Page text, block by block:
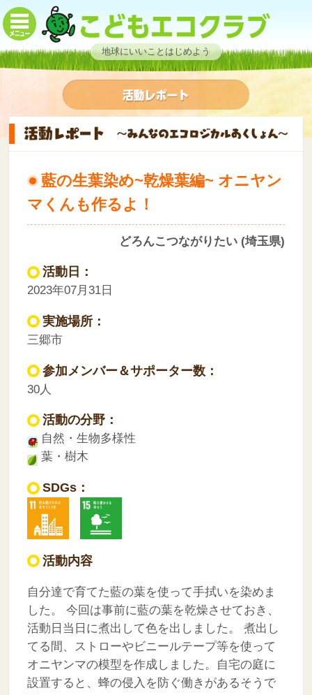
地球にいいことはじめよう
藍の生葉染め~乾燥葉編~ オニヤン
マくんも作るよ！
どろんこつながりたい (埼玉県)
活動日：
2023年07月31日
実施場所：
三郷市
参加メンバー＆サポーター数：
30人
活動の分野：
自然・生物多様性
葉・樹木
SDGs：
活動内容
自分達で育てた藍の葉を使って手拭いを染めま
した。
今回は事前に藍の葉を乾燥させておき、
活動日当日に煮出して色を出しました。
煮出し
てる間、ストローやビニールテープ等を使って
オニヤンマの模型を作成しました。自宅の庭に
設置すると、蜂の侵入を防ぐ働きがあるそうで